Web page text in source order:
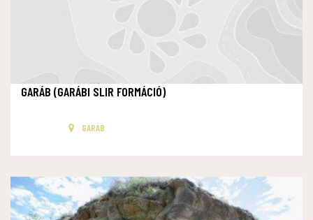
GARÁB (GARÁBI SLIR FORMÁCIÓ)
GARÁB